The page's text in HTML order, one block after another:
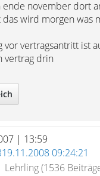
ende november dort
das wird morgen was
vor vertragsantritt ist
vertrag drin
| 13:59
09:24:21
Lehrling(1536